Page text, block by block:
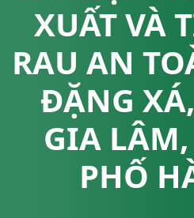
XUẤT VÀ
RAU AN
ĐẶNG
GIA
PHỐ